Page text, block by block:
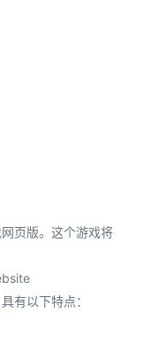
页版。这个游戏将
有以下特点：